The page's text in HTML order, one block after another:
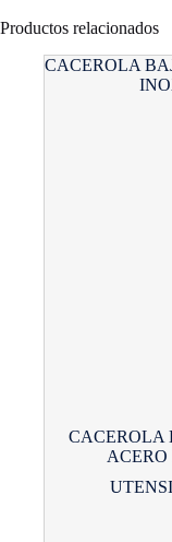
Productos relacionados
CACEROLA